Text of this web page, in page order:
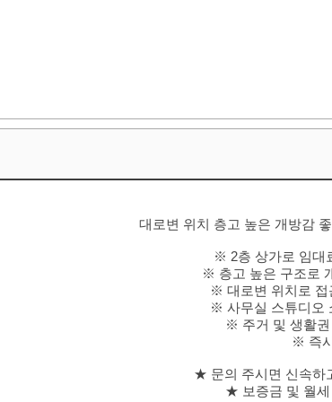
대로변 위치 층고 높은 개방감
※ 2층 상가로 임대
※ 층고 높은 구조로
※ 대로변 위치로 접
※ 사무실 스튜디오
※ 주거 및 생활
※ 즉
★ 문의 주시면 신속하
★ 보증금 및 월